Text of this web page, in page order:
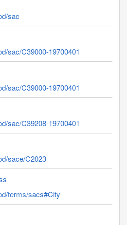
sac
sac/C39000-19700401
sac/C39000-19700401
sac/C39208-19700401
sace/C2023
terms/sacs#City